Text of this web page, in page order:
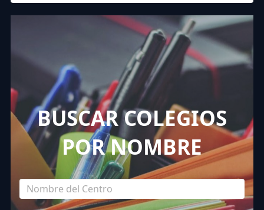
BUSCAR COLEGIOS
POR NOMBRE